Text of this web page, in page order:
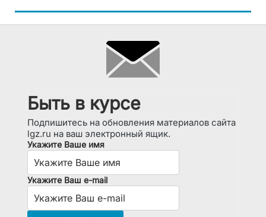
Быть в курсе
Подпишитесь на обновления материалов сайта
lgz.ru на ваш электронный ящик.
Укажите Ваше имя
Укажите Ваш e-mail